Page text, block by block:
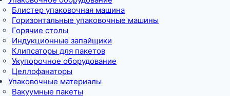
Блистер упаковочная машина
Горизонтальные упаковочные машины
Горячие столы
Индукционные запайщики
Клипсаторы для пакетов
Укупорочное оборудование
Целлофанаторы
Упаковочные материалы
Вакуумные пакеты